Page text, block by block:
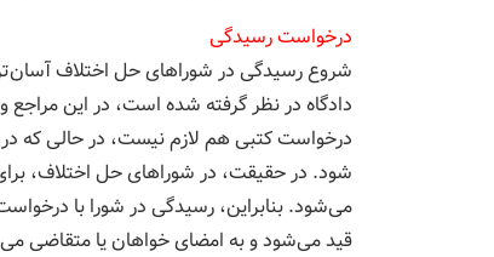
درخواست رسیدگی
شروع رسیدگی در شوراهای حل اختلاف
دادگاه در نظر گرفته شده است، در این
درخواست کتبی هم لازم نیست، در حالی که
شود. در حقیقت، در شوراهای حل اختلاف،
می‌شود. بنابراین، رسیدگی در شورا با
قید می‌شود و به امضای خواهان یا متقاضی